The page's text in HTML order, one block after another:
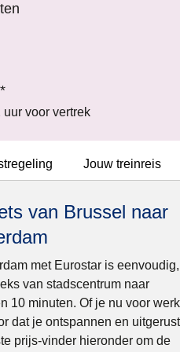
voor vertrek
Jouw treinreis
van Brussel naar
met Eurostar is eenvoudig,
van stadscentrum naar
10 minuten. Of je nu voor werk
dat je ontspannen en uitgerust
prijs-vinder hieronder om de